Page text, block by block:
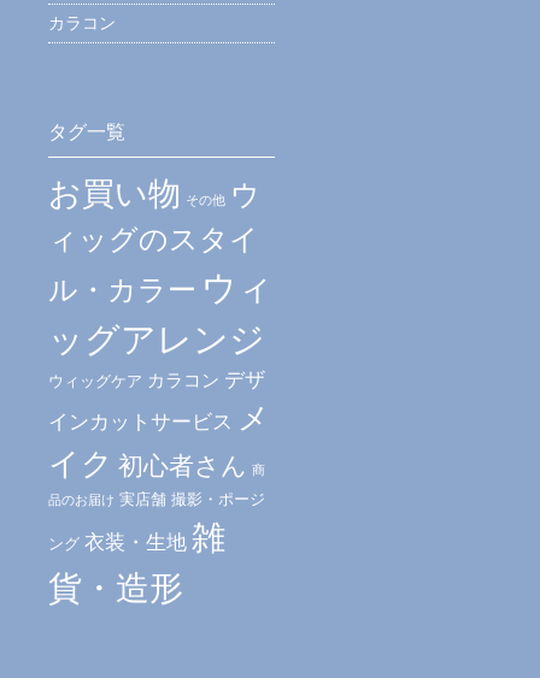
カラコン
タグ一覧
お買い物 その他 ウ
ィッグのスタイ
ル・カラー ウィ
ッグアレンジ
ウィッグケア カラコン デザ
インカットサービス メ
イク 初心者さん 商
品のお届け 実店舗 撮影・ポージ
ング 衣装・生地 雑
貨・造形